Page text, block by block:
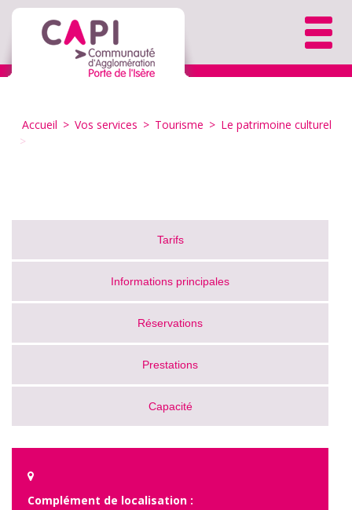
Accueil > Vos services > Tourisme > Le patrimoine culturel
>
Tarifs
Informations principales
Réservations
Prestations
Capacité
Complément de localisation :